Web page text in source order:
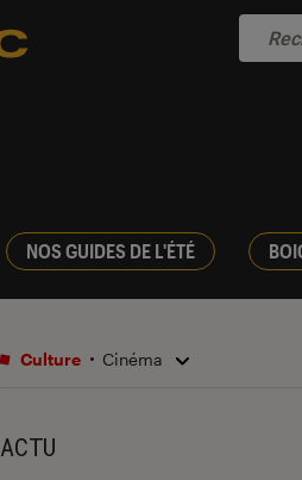
NOS GUIDES DE L'ÉTÉ
Culture Cinéma
ACTU